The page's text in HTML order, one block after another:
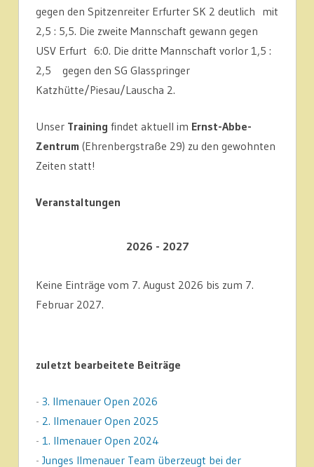
gegen den Spitzenreiter Erfurter SK 2 deutlich mit
2,5 : 5,5. Die zweite Mannschaft gewann gegen
USV Erfurt 6:0. Die dritte Mannschaft vorlor 1,5 :
2,5 gegen den SG Glasspringer
Katzhütte/Piesau/Lauscha 2.
Unser Training findet aktuell im Ernst-Abbe-
Zentrum (Ehrenbergstraße 29) zu den gewohnten
Zeiten statt!
Veranstaltungen
2026 - 2027
Keine Einträge vom 7. August 2026 bis zum 7.
Februar 2027.
zuletzt bearbeitete Beiträge
- 3. Ilmenauer Open 2026
- 2. Ilmenauer Open 2025
- 1. Ilmenauer Open 2024
- Junges Ilmenauer Team überzeugt bei der